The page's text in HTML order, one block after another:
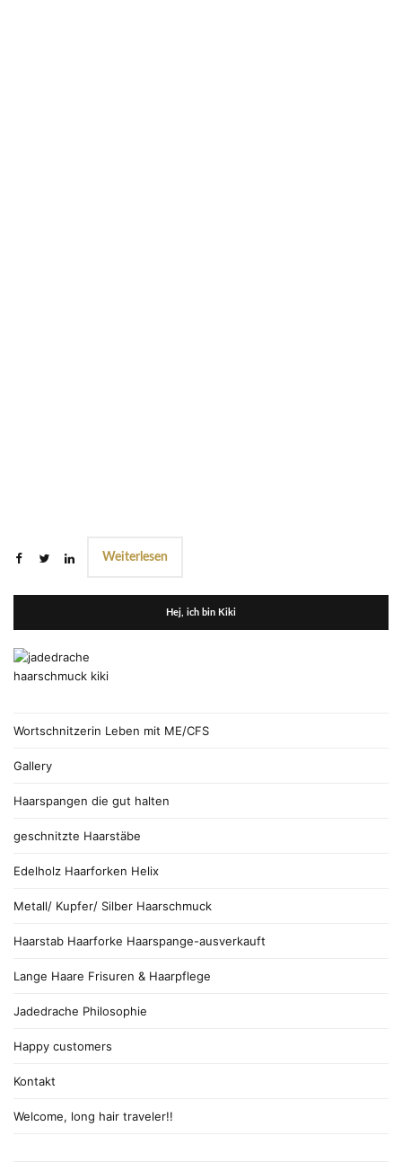
Weiterlesen
Hej, ich bin Kiki
Wortschnitzerin Leben mit ME/CFS
Gallery
Haarspangen die gut halten
geschnitzte Haarstäbe
Edelholz Haarforken Helix
Metall/ Kupfer/ Silber Haarschmuck
Haarstab Haarforke Haarspange-ausverkauft
Lange Haare Frisuren & Haarpflege
Jadedrache Philosophie
Happy customers
Kontakt
Welcome, long hair traveler!!